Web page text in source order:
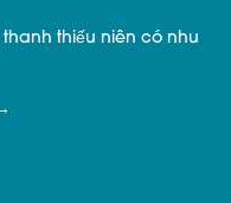
thiếu niên có nhu